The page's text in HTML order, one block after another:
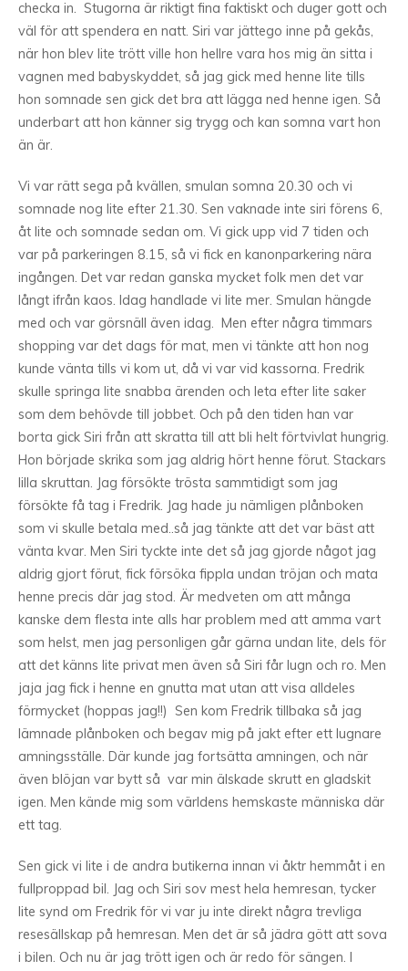
checka in. Stugorna är riktigt fina faktiskt och duger gott och
väl för att spendera en natt. Siri var jättego inne på gekås,
när hon blev lite trött ville hon hellre vara hos mig än sitta i
vagnen med babyskyddet, så jag gick med henne lite tills
hon somnade sen gick det bra att lägga ned henne igen. Så
underbart att hon känner sig trygg och kan somna vart hon
än är.
Vi var rätt sega på kvällen, smulan somna 20.30 och vi
somnade nog lite efter 21.30. Sen vaknade inte siri förens 6,
åt lite och somnade sedan om. Vi gick upp vid 7 tiden och
var på parkeringen 8.15, så vi fick en kanonparkering nära
ingången. Det var redan ganska mycket folk men det var
långt ifrån kaos. Idag handlade vi lite mer. Smulan hängde
med och var görsnäll även idag. Men efter några timmars
shopping var det dags för mat, men vi tänkte att hon nog
kunde vänta tills vi kom ut, då vi var vid kassorna. Fredrik
skulle springa lite snabba ärenden och leta efter lite saker
som dem behövde till jobbet. Och på den tiden han var
borta gick Siri från att skratta till att bli helt förtvivlat hungrig.
Hon började skrika som jag aldrig hört henne förut. Stackars
lilla skruttan. Jag försökte trösta sammtidigt som jag
försökte få tag i Fredrik. Jag hade ju nämligen plånboken
som vi skulle betala med..så jag tänkte att det var bäst att
vänta kvar. Men Siri tyckte inte det så jag gjorde något jag
aldrig gjort förut, fick försöka fippla undan tröjan och mata
henne precis där jag stod. Är medveten om att många
kanske dem flesta inte alls har problem med att amma vart
som helst, men jag personligen går gärna undan lite, dels för
att det känns lite privat men även så Siri får lugn och ro. Men
jaja jag fick i henne en gnutta mat utan att visa alldeles
förmycket (hoppas jag!!) Sen kom Fredrik tillbaka så jag
lämnade plånboken och begav mig på jakt efter ett lugnare
amningsställe. Där kunde jag fortsätta amningen, och när
även blöjan var bytt så var min älskade skrutt en gladskit
igen. Men kände mig som världens hemskaste människa där
ett tag.
Sen gick vi lite i de andra butikerna innan vi åktr hemmåt i en
fullproppad bil. Jag och Siri sov mest hela hemresan, tycker
lite synd om Fredrik för vi var ju inte direkt några trevliga
resesällskap på hemresan. Men det är så jädra gött att sova
i bilen. Och nu är jag trött igen och är redo för sängen. I